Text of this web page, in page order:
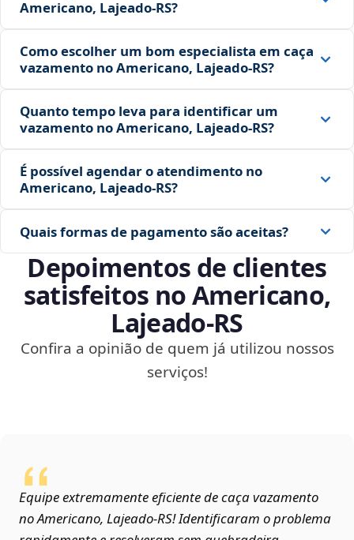
Americano, Lajeado‑RS?
Como escolher um bom especialista em caça
vazamento no Americano, Lajeado‑RS?
Quanto tempo leva para identificar um
vazamento no Americano, Lajeado‑RS?
É possível agendar o atendimento no
Americano, Lajeado‑RS?
Quais formas de pagamento são aceitas?
Depoimentos de clientes
satisfeitos no Americano,
Lajeado‑RS
Confira a opinião de quem já utilizou nossos
serviços!
Equipe extremamente eficiente de caça vazamento
no Americano, Lajeado‑RS! Identificaram o problema